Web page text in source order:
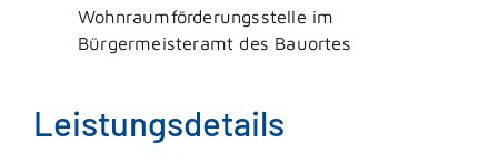
Wohnraumförderungsstelle im
Bürgermeisteramt des Bauortes
Leistungsdetails